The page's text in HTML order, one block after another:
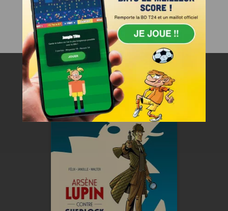
+ d'albums
Chez nos autres labels
Arsène Lupin
contre Sherlock
Holmes
Vol. 02/2
Date de parution :
31/05/2023
La dernière confrontation de
deux légendes.
JE JOUE !